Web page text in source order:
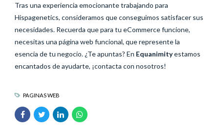
Tras una experiencia emocionante trabajando para
Hispagenetics, consideramos que conseguimos satisfacer sus
necesidades. Recuerda que para tu eCommerce funcione,
necesitas una página web funcional, que represente la
esencia de tu negocio. ¿Te apuntas? En Equanimityestamos
encantados de ayudarte, ¡contacta con nosotros!
PAGINAS WEB